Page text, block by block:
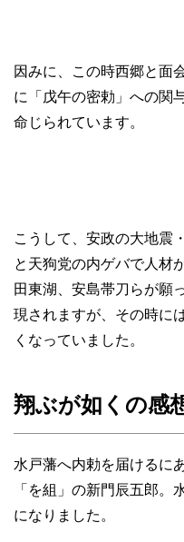
因みに、この時西郷と面
に「戊午の密勅」への関
命じられています。
こうして、安政の大地震
と天狗党の内ゲバで人材
田東湖、安島帯刀らが願
現されますが、その時に
くなっていました。
翔ぶが如くの感
水戸藩へ内勅を届けるに
「を組」の新門辰五郎。
になりました。